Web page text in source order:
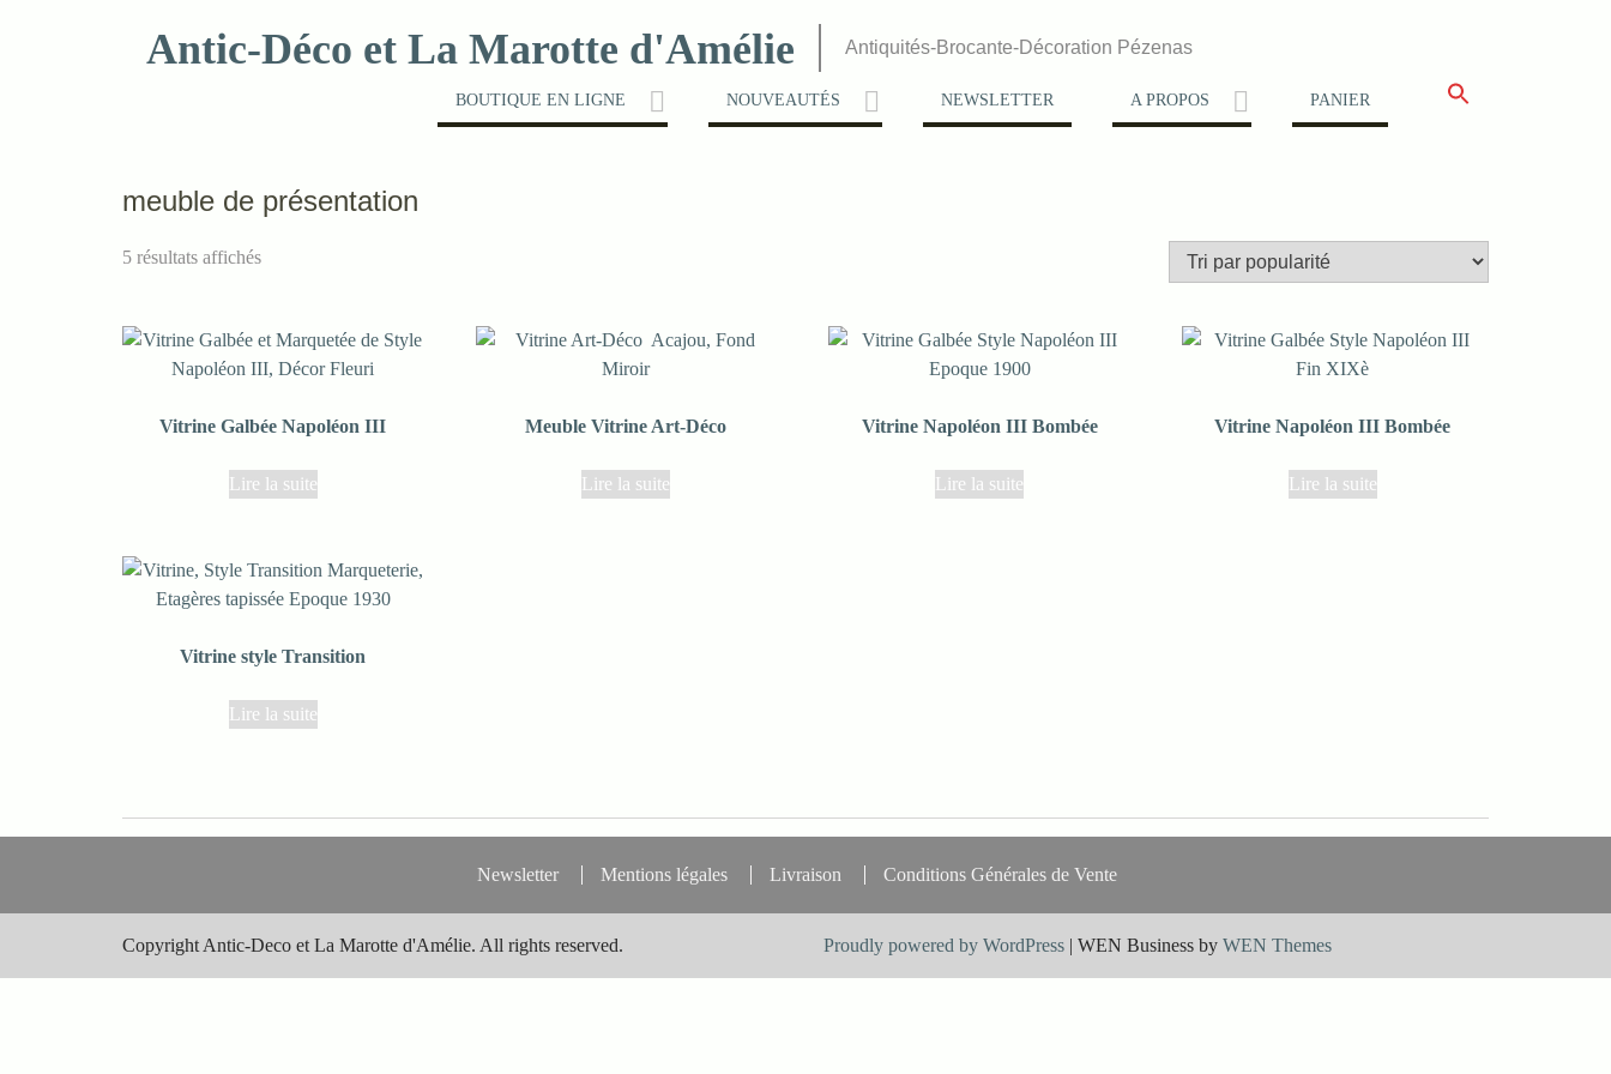
Antic-Déco et La Marotte d'Amélie Antiquités-Brocante-Décoration Pézenas
BOUTIQUE EN LIGNE NOUVEAUTÉS NEWSLETTER A PROPOS PANIER
meuble de présentation
5 résultats affichés
Vitrine Galbée Napoléon III
Lire la suite
Meuble Vitrine Art-Déco
Lire la suite
Vitrine Napoléon III Bombée
Lire la suite
Vitrine Napoléon III Bombée
Lire la suite
Vitrine style Transition
Lire la suite
Newsletter Mentions légales Livraison Conditions Générales de Vente
Copyright Antic-Deco et La Marotte d'Amélie. All rights reserved. Proudly powered by WordPress | WEN Business by WEN Themes